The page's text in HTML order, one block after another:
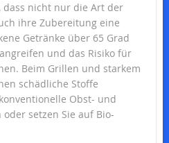
nicht nur die Art der
ihre Zubereitung eine
Getränke über 65 Grad
und das Risiko für
Beim Grillen und starkem
schädliche Stoffe
Obst- und
setzen Sie auf Bio-